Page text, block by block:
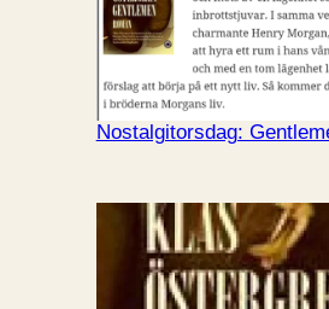
Nostalgitorsdag: